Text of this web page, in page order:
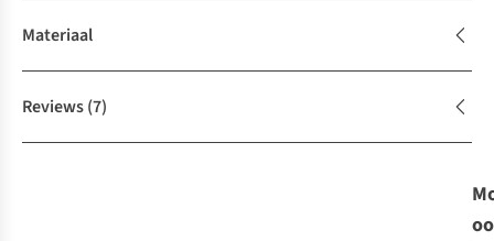
Materiaal
Reviews(7)